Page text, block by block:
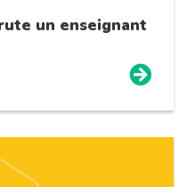
un enseignant